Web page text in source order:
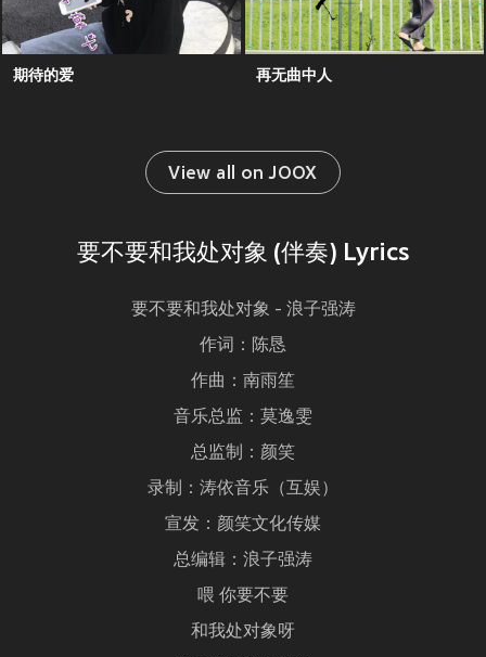
期待的爱 再无曲中人
View all on JOOX
要不要和我处对象 (伴奏) Lyrics
要不要和我处对象 - 浪子强涛
作词：陈恳
作曲：南雨笙
音乐总监：莫逸雯
总监制：颜笑
录制：涛依音乐（互娱）
宣发：颜笑文化传媒
总编辑：浪子强涛
喂 你要不要
和我处对象呀